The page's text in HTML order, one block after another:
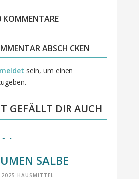
KOMMENTARE
ABSCHICKEN
sein, um einen
GEFÄLLT DIR AUCH
SALBE
2025 HAUSMITTEL